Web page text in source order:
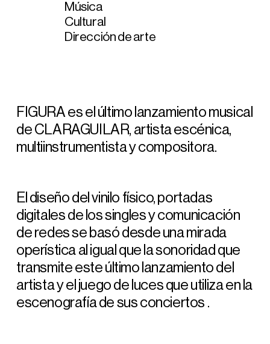
Música
Cultural
Dirección de arte
FIGURA es el último lanzamiento musical
de CLARAGUILAR, artista escénica,
multiinstrumentista y compositora.
El diseño del vinilo físico, portadas
digitales de los singles y comunicación
de redes se basó desde una mirada
operística al igual que la sonoridad que
transmite este último lanzamiento del
artista y el juego de luces que utiliza en la
escenografía de sus conciertos .